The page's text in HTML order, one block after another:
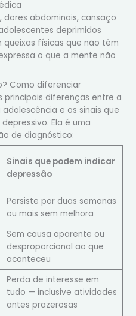
abdominais, cansaço
deprimidos
físicas que não têm
o que a mente não
Como diferenciar
principais diferenças entre a
e os sinais que
Ela é uma
de diagnóstico:
Sinais que podem indicar
depressão
Persiste por duas semanas
ou mais sem melhora
Sem causa aparente ou
desproporcional ao que
aconteceu
Perda de interesse em
tudo — inclusive atividades
antes prazerosas